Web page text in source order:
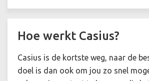
Hoe werkt Casius?
Casius is de kortste weg, naar de
doel is dan ook om jou zo snel